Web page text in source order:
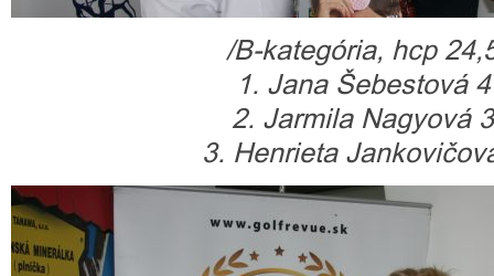
/B-kategória, hcp
1. Jana Šebestová
2. Jarmila Nagyová
3. Henrieta